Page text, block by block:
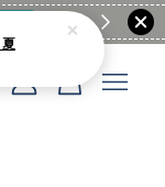
童裝
的。
夏